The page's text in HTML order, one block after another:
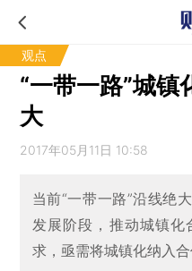
观点
“一带一路”城镇
大
2017年05月11日 10:58
当前“一带一路”沿线绝
发展阶段，推动城镇化
求，亟需将城镇化纳入